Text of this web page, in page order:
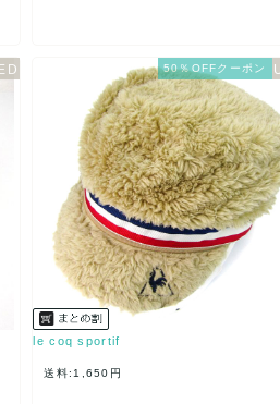
50％OFFクーポン
le coq sportif
送料:1,650円